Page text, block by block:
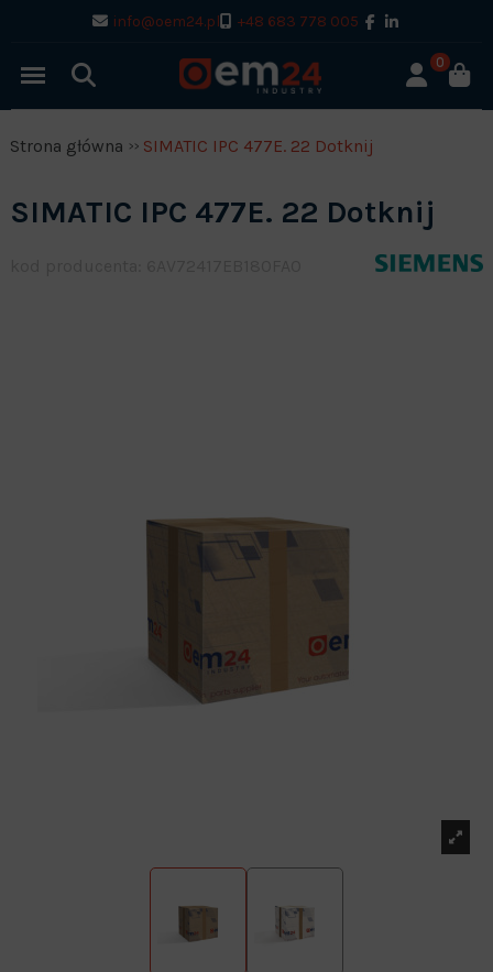
info@oem24.pl +48 683 778 005
0
Strona główna SIMATIC IPC 477E. 22 Dotknij
SIMATIC IPC 477E. 22 Dotknij